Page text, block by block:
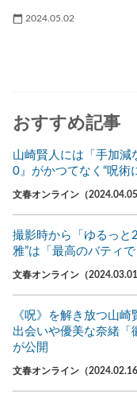
2024.05.02
おすすめ記事
山崎賢人には「手加減
0』がかつてなく“呪術
文春オンライン（2024.04.05
撮影時から「ゆるっと
雅”は「最高のバティで
文春オンライン（2024.03.01
《呪》を解き放つ山
出会いや優美な奈緒
が公開
文春オンライン（2024.02.16